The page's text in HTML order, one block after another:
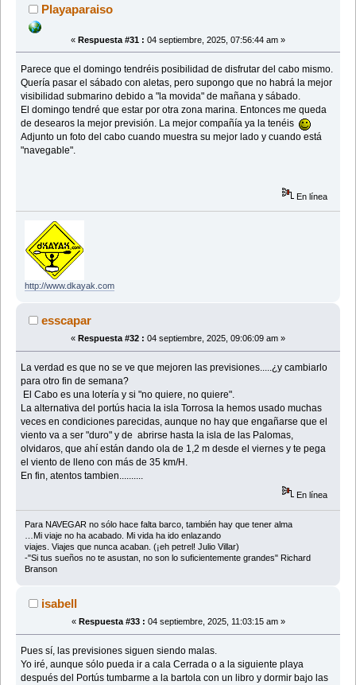
Playaparaiso
« Respuesta #31 : 04 septiembre, 2025, 07:56:44 am »
Parece que el domingo tendréis posibilidad de disfrutar del cabo mismo.
Quería pasar el sábado con aletas, pero supongo que no habrá la mejor
visibilidad submarino debido a "la movida" de mañana y sábado.
El domingo tendré que estar por otra zona marina. Entonces me queda
de desearos la mejor previsión. La mejor compañía ya la tenéis
Adjunto un foto del cabo cuando muestra su mejor lado y cuando está
"navegable".
En línea
http://www.dkayak.com
esscapar
« Respuesta #32 : 04 septiembre, 2025, 09:06:09 am »
La verdad es que no se ve que mejoren las previsiones.....¿y cambiarlo
para otro fin de semana?
El Cabo es una lotería y si "no quiere, no quiere".
La alternativa del portús hacia la isla Torrosa la hemos usado muchas
veces en condiciones parecidas, aunque no hay que engañarse que el
viento va a ser "duro" y de abrirse hasta la isla de las Palomas,
olvidaros, que ahí están dando ola de 1,2 m desde el viernes y te pega
el viento de lleno con más de 35 km/H.
En fin, atentos tambien..........
En línea
Para NAVEGAR no sólo hace falta barco, también hay que tener alma
…Mi viaje no ha acabado. Mi vida ha ido enlazando
viajes. Viajes que nunca acaban. (¡eh petrel! Julio Villar)
-"Si tus sueños no te asustan, no son lo suficientemente grandes" Richard
Branson
isabell
« Respuesta #33 : 04 septiembre, 2025, 11:03:15 am »
Pues sí, las previsiones siguen siendo malas.
Yo iré, aunque sólo pueda ir a cala Cerrada o a la siguiente playa
después del Portús tumbarme a la bartola con un libro y dormir bajo las